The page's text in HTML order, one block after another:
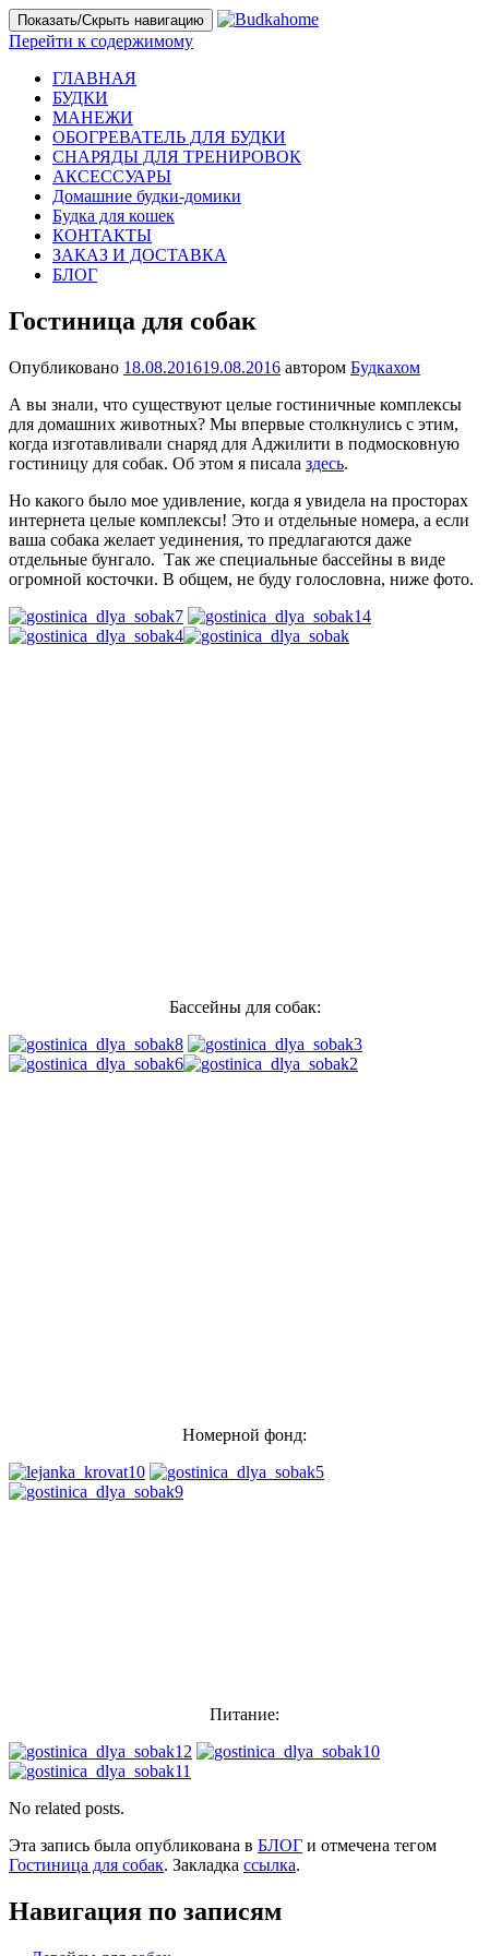
Показать/Скрыть навигацию
Перейти к содержимому
ГЛАВНАЯ
БУДКИ
МАНЕЖИ
ОБОГРЕВАТЕЛЬ ДЛЯ БУДКИ
СНАРЯДЫ ДЛЯ ТРЕНИРОВОК
АКСЕССУАРЫ
Домашние будки-домики
Будка для кошек
КОНТАКТЫ
ЗАКАЗ И ДОСТАВКА
БЛОГ
Гостиница для собак
Опубликовано 18.08.201619.08.2016 автором Будкахом
А вы знали, что существуют целые гостиничные комплексы
для домашних животных? Мы впервые столкнулись с этим,
когда изготавливали снаряд для Аджилити в подмосковную
гостиницу для собак. Об этом я писала здесь.
Но какого было мое удивление, когда я увидела на просторах
интернета целые комплексы! Это и отдельные номера, а если
ваша собака желает уединения, то предлагаются даже
отдельные бунгало. Так же специальные бассейны в виде
огромной косточки. В общем, не буду голословна, ниже фото.
Бассейны для собак:
Номерной фонд:
Питание:
No related posts.
Эта запись была опубликована в БЛОГ и отмечена тегом
Гостиница для собак. Закладка ссылка.
Навигация по записям